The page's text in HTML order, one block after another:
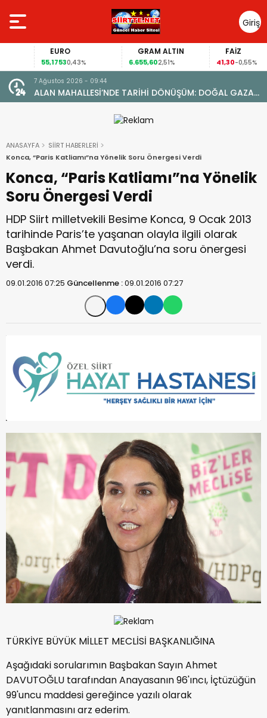
Giriş
Yap
EURO
55,17530,43%
GRAM ALTIN
6.655,602,51%
FAİZ
41,30 -0,55%
7 Ağustos 2026 - 09:44
ALAN MAHALLESİ’NDE TARİHİ DÖNÜŞÜM: DOĞAL GAZA
KAVUŞTU, 34 YILLIK TAPU SORUNU ÇÖZÜLDÜ
ANASAYFA
SİİRT HABERLERİ
Konca, “Paris Katliamı”na Yönelik Soru Önergesi Verdi
Konca, “Paris Katliamı”na Yönelik
Soru Önergesi Verdi
HDP Siirt milletvekili Besime Konca, 9 Ocak 2013
tarihinde Paris’te yaşanan olayla ilgili olarak
Başbakan Ahmet Davutoğlu’na soru önergesi
verdi.
09.01.2016 07:25 Güncellenme :09.01.2016 07:27
TÜRKİYE BÜYÜK MİLLET MECLİSİ BAŞKANLIĞINA
Aşağıdaki sorularımın Başbakan Sayın Ahmet
DAVUTOĞLU tarafından Anayasanın 96'ıncı, İçtüzüğün
99'uncu maddesi gereğince yazılı olarak
yanıtlanmasını arz ederim.